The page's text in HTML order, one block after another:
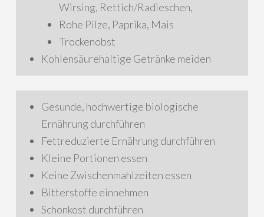
Wirsing, Rettich/Radieschen,
Rohe Pilze, Paprika, Mais
Trockenobst
Kohlensäurehaltige Getränke meiden
Gesunde, hochwertige biologische
Ernährung durchführen
Fettreduzierte Ernährung durchführen
Kleine Portionen essen
Keine Zwischenmahlzeiten essen
Bitterstoffe einnehmen
Schonkost durchführen